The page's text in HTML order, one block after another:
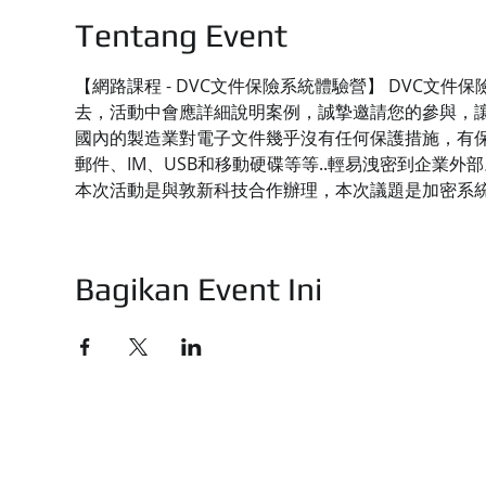
Tentang Event
【網路課程 - DVC文件保險系統體驗營】 DVC文件
去，活動中會應詳細說明案例，誠摯邀請您的參與，
國內的製造業對電子文件幾乎沒有任何保護措施，
郵件、IM、USB和移動硬碟等等..輕易洩密到企業外
本次活動是與敦新科技合作辦理，本次議題是加密系
Bagikan Event Ini